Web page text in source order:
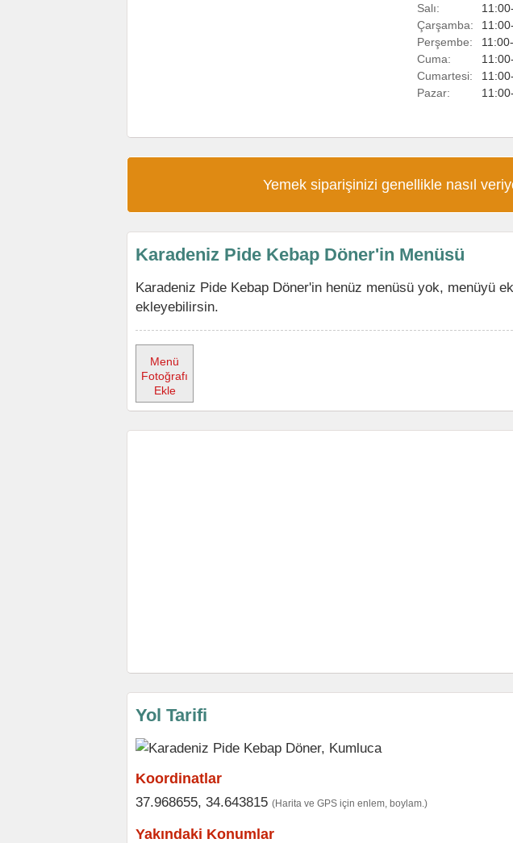
Salı:
Çarşamba:
Perşembe:
Cuma:
Cumartesi:
Pazar:
Yemek siparişinizi genellikle nasıl
Karadeniz Pide Kebap Döner'in Menüsü
Karadeniz Pide Kebap Döner'in henüz menüsü yok, menüyü
ekleyebilirsin.
Menü
Fotoğrafı
Ekle
Yol Tarifi
Koordinatlar
37.968655, 34.643815 (Harita ve GPS için enlem, boylam.)
Yakındaki Konumlar